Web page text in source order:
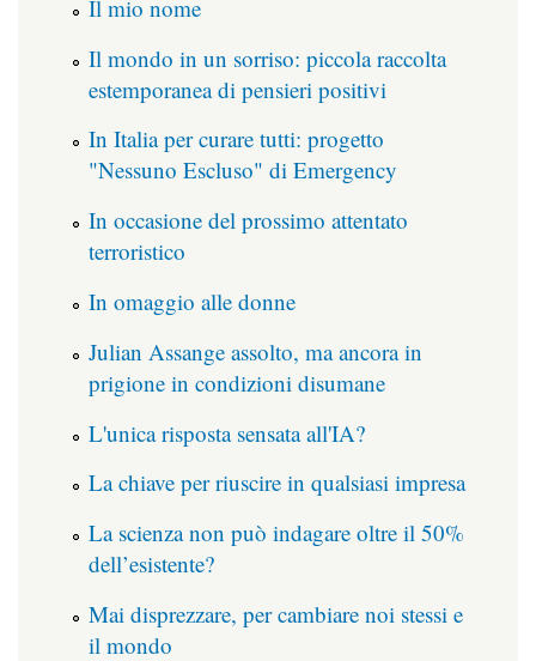
Il mio nome
Il mondo in un sorriso: piccola raccolta
estemporanea di pensieri positivi
In Italia per curare tutti: progetto
"Nessuno Escluso" di Emergency
In occasione del prossimo attentato
terroristico
In omaggio alle donne
Julian Assange assolto, ma ancora in
prigione in condizioni disumane
L'unica risposta sensata all'IA?
La chiave per riuscire in qualsiasi impresa
La scienza non può indagare oltre il 50%
dell’esistente?
Mai disprezzare, per cambiare noi stessi e
il mondo